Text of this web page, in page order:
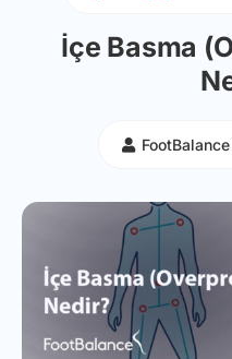
İçe Basma
FootBalance